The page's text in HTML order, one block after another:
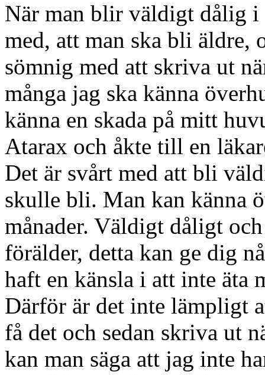
När man blir väldigt dålig i
med, att man ska bli
sömnig med att skriva ut
många jag ska känna
känna en skada på mitt
Atarax och åkte till en
Det är svårt med att bli
skulle bli. Man kan känna
månader. Väldigt dåligt
förälder, detta kan ge dig
haft en känsla i att inte äta
Därför är det inte lämpligt
få det och sedan skriva ut
kan man säga att jag inte